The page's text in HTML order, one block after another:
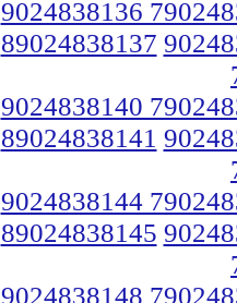
9024838136
89024838137
9024838140
89024838141
9024838144
89024838145
9024838148